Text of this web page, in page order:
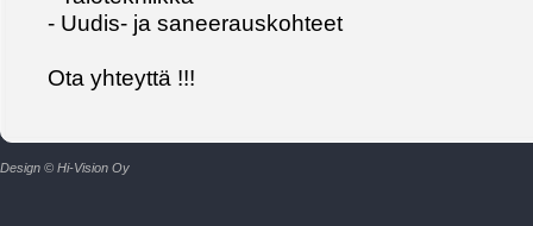
- Uudis- ja saneerauskohteet
Ota yhteyttä !!!
Design © Hi-Vision Oy